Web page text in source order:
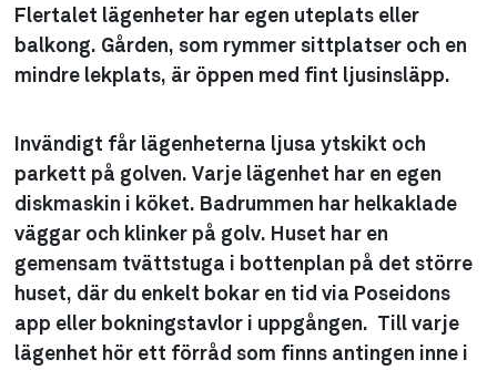
Flertalet lägenheter har egen uteplats eller
balkong. Gården, som rymmer sittplatser och en
mindre lekplats, är öppen med fint ljusinsläpp.
Invändigt får lägenheterna ljusa ytskikt och
parkett på golven. Varje lägenhet har en egen
diskmaskin i köket. Badrummen har helkaklade
väggar och klinker på golv. Huset har en
gemensam tvättstuga i bottenplan på det större
huset, där du enkelt bokar en tid via Poseidons
app eller bokningstavlor i uppgången. Till varje
lägenhet hör ett förråd som finns antingen inne i